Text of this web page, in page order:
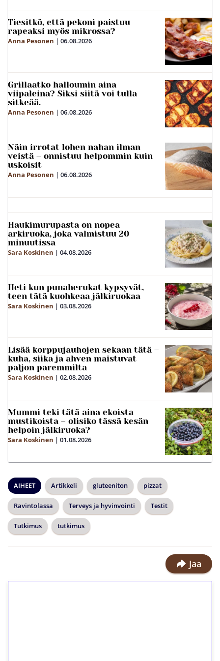
Tiesitkö, että pekoni paistuu
rapeaksi myös mikrossa?
Anna Pesonen | 06.08.2026
Grillaatko halloumin aina
viipaleina? Siksi siitä voi tulla
sitkeää.
Anna Pesonen | 06.08.2026
Näin irrotat lohen nahan ilman
veistä – onnistuu helpommin kuin
uskoisit
Anna Pesonen | 06.08.2026
Haukimurupasta on nopea
arkiruoka, joka valmistuu 20
minuutissa
Sara Koskinen | 04.08.2026
Heti kun punaherukat kypsyvät,
teen tätä kuohkeaa jälkiruokaa
Sara Koskinen | 03.08.2026
Lisää korppujauhojen sekaan tätä –
kuha, siika ja ahven maistuvat
paljon paremmilta
Sara Koskinen | 02.08.2026
Mummi teki tätä aina ekoista
mustikoista – olisiko tässä kesän
helpoin jälkiruoka?
Sara Koskinen | 01.08.2026
AIHEET Artikkeli gluteeniton pizzat
Ravintolassa Terveys ja hyvinvointi Testit
Tutkimus tutkimus
Jaa